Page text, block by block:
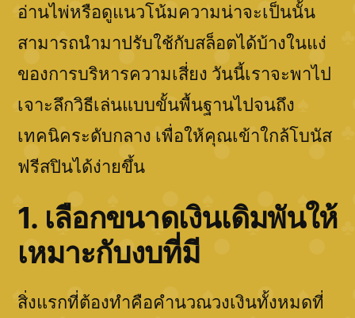
อ่านไพ่หรือดูแนวโน้มความน่าจะเป็นนั้น
สามารถนำมาปรับใช้กับสล็อตได้บ้างในแง่
ของการบริหารความเสี่ยง วันนี้เราจะพาไป
เจาะลึกวิธีเล่นแบบขั้นพื้นฐานไปจนถึง
เทคนิคระดับกลาง เพื่อให้คุณเข้าใกล้โบนัส
ฟรีสปินได้ง่ายขึ้น
1. เลือกขนาดเงินเดิมพันให้
เหมาะกับงบที่มี
สิ่งแรกที่ต้องทำคือคำนวณวงเงินทั้งหมดที่